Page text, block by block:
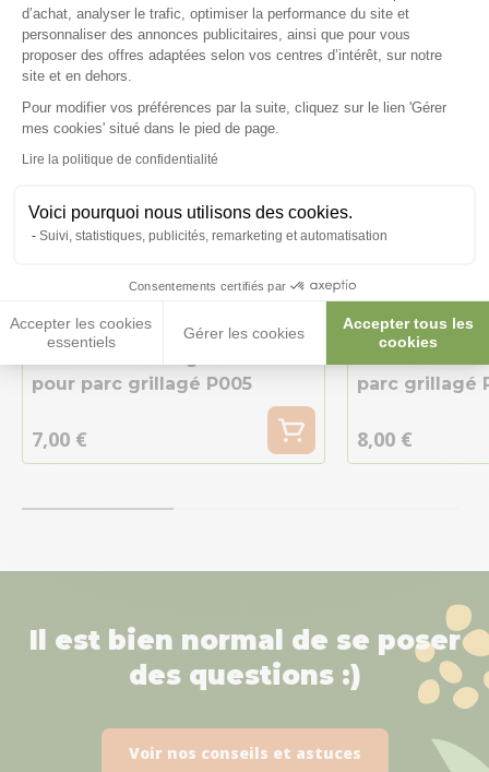
d’achat, analyser le trafic, optimiser la performance du site et
personnaliser des annonces publicitaires, ainsi que pour vous
proposer des offres adaptées selon vos centres d’intérêt, sur notre
site et en dehors.
Pour modifier vos préférences par la suite, cliquez sur le lien 'Gérer
mes cookies' situé dans le pied de page.
Lire la politique de confidentialité
Voici pourquoi nous utilisons des cookies.
Suivi, statistiques, publicités, remarketing et automatisation
Consentements certifiés par
Accepter les cookies
essentiels
Gérer les cookies
Accepter tous les
cookies
Axeptio consent
pour parc grillagé P005
7,00 €
parc grillagé
8,00 €
Il est bien normal de se poser
des questions :)
Voir nos conseils et astuces